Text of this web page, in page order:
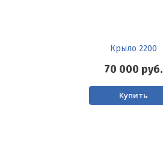
Крыло 2200
70 000 руб.
Купить